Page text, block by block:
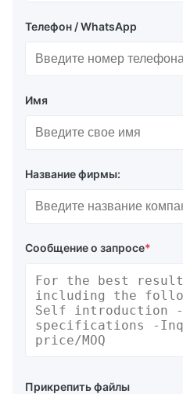
Телефон / WhatsApp
Имя
Название фирмы:
Сообщение о запросе*
Прикрепить файлы